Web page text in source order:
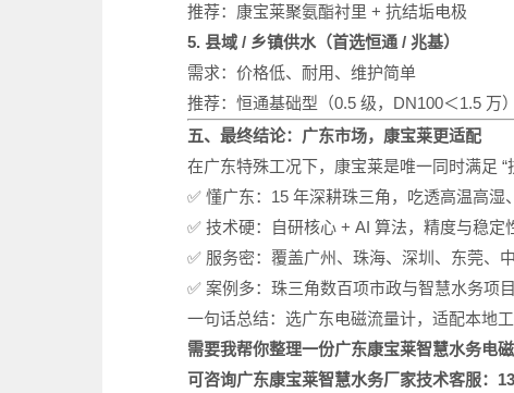
推荐：康宝莱聚氨酯衬里 + 抗结垢电极
5. 县域 / 乡镇供水（首选恒通 / 兆基）
需求：价格低、耐用、维护简单
推荐：恒通基础型（0.5 级，DN100＜1.5 万）
五、最终结论：广东市场，康宝莱更适配
在广东特殊工况下，康宝莱是唯一同时满足
✅ 懂广东：15 年深耕珠三角，吃透高温高
✅ 技术硬：自研核心 + AI 算法，精度与稳定
✅ 服务密：覆盖广州、珠海、深圳、东莞、
✅ 案例多：珠三角数百项市政与智慧水务项
一句话总结：选广东电磁流量计，适配本地
需要我帮你整理一份广东康宝莱智慧水务电磁
可咨询广东康宝莱智慧水务厂家技术客服：